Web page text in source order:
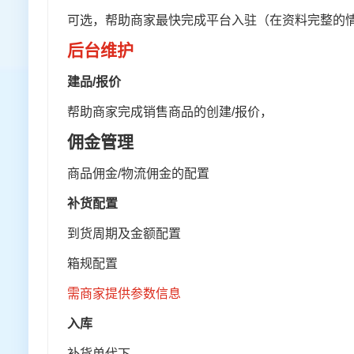
可选，帮助商家最快完成平台入驻（在资料完整的
后台维护
建品/报价
帮助商家完成销售商品的创建/报价，
佣金管理
商品佣金/物流佣金的配置
补货配置
到货周期及金额配置
箱规配置
需商家提供参数信息
入库